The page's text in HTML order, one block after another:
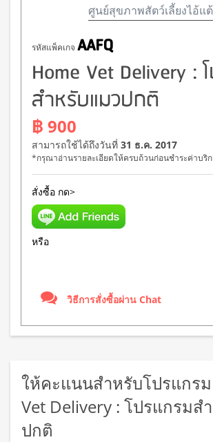
ศูนย์สุขภาพสัตว์เลี้ยงไอ้แ
รหัสแพ็คเกจ AAFQ
Home Vet Delivery :
สำหรับแมวปกติ
฿ 900
สามารถใช้ได้ถึงวันที่ 31 ธ.ค. 2017
*กรุณาอ่านรายละเอียดให้ครบถ้วนก่อนชำระค่าบริ
สั่งซื้อ กด>
หรือ
วิธีการสั่งซื้อผ่าน Chat
ให้คะแนนสำหรับโปรแกร
Vet Delivery : โปรแกรมส
ปกติ